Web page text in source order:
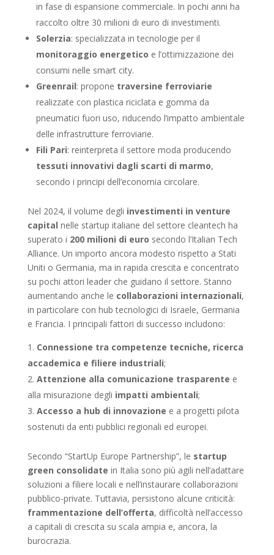
in fase di espansione commerciale. In pochi anni ha
raccolto oltre 30 milioni di euro di investimenti.
Solerzia: specializzata in tecnologie per il
monitoraggio energetico e l’ottimizzazione dei
consumi nelle smart city.
Greenrail: propone traversine ferroviarie
realizzate con plastica riciclata e gomma da
pneumatici fuori uso, riducendo l’impatto ambientale
delle infrastrutture ferroviarie.
Fili Pari: reinterpreta il settore moda producendo
tessuti innovativi dagli scarti di marmo,
secondo i principi dell’economia circolare.
Nel 2024, il volume degli investimenti in venture
capital nelle startup italiane del settore cleantech ha
superato i 200 milioni di euro secondo l’Italian Tech
Alliance. Un importo ancora modesto rispetto a Stati
Uniti o Germania, ma in rapida crescita e concentrato
su pochi attori leader che guidano il settore. Stanno
aumentando anche le collaborazioni internazionali,
in particolare con hub tecnologici di Israele, Germania
e Francia. I principali fattori di successo includono:
Connessione tra competenze tecniche, ricerca
accademica e filiere industriali;
Attenzione alla comunicazione trasparente e
alla misurazione degli impatti ambientali;
Accesso a hub di innovazione e a progetti pilota
sostenuti da enti pubblici regionali ed europei.
Secondo “StartUp Europe Partnership”, le startup
green consolidate in Italia sono più agili nell’adattare
soluzioni a filiere locali e nell’instaurare collaborazioni
pubblico-private. Tuttavia, persistono alcune criticità:
frammentazione dell’offerta, difficoltà nell’accesso
a capitali di crescita su scala ampia e, ancora, la
burocrazia.